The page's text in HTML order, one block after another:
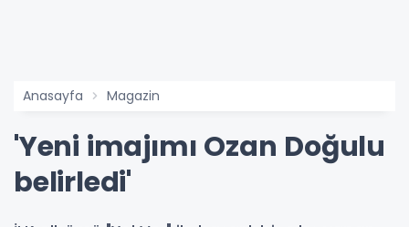
Anasayfa Magazin
'Yeni imajımı Ozan Doğulu
belirledi'